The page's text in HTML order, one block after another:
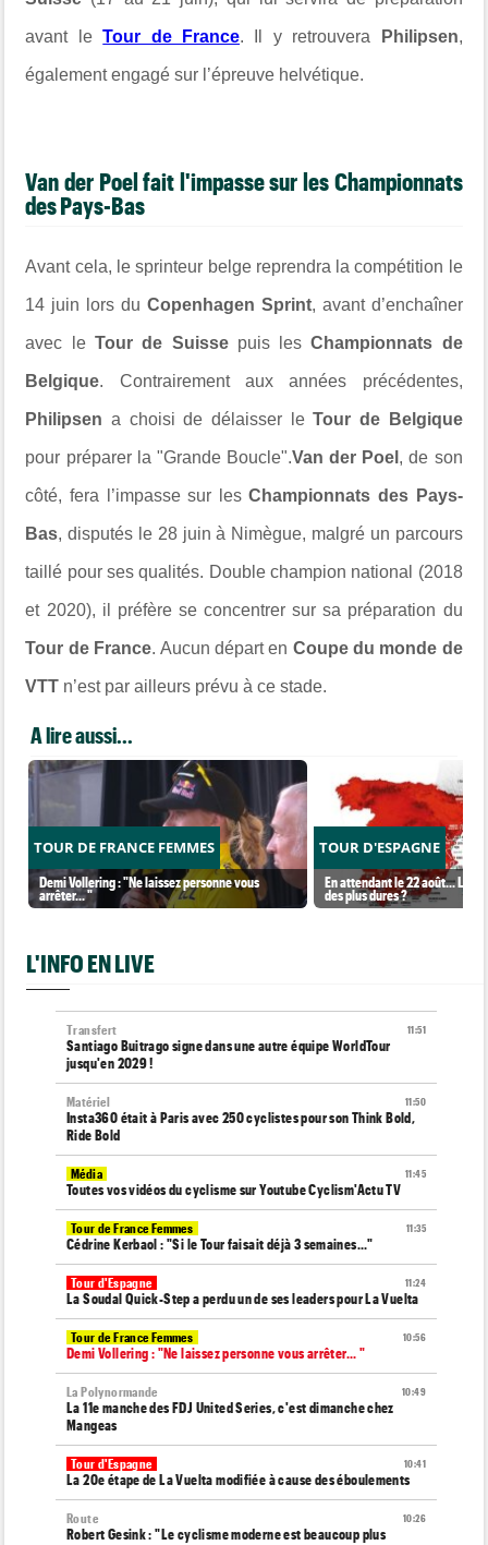
avant leTour de France. Il y retrouvera Philipsen,
également engagé sur l’épreuve helvétique.
Van der Poel fait l'impasse sur les Championnats
des Pays-Bas
Avant cela, le sprinteur belge reprendra la compétition le
14 juin lors du Copenhagen Sprint, avant d’enchaîner
avec le Tour de Suisse puis lesChampionnats de
Belgique. Contrairement aux années précédentes,
Philipsena choisi de délaisser leTour de Belgique
pour préparer la "Grande Boucle".Van der Poel , de son
côté, fera l’impasse sur lesChampionnats des Pays-
Bas, disputés le 28 juin à Nimègue, malgré un parcours
taillé pour ses qualités. Double champion national (2018
et 2020), il préfère se concentrer sur sa préparation du
Tour de France. Aucun départ en Coupe du monde de
VTT n’est par ailleurs prévu à ce stade.
A lire aussi...
TOUR DE FRANCE FEMMES
Demi Vollering : "Ne laissez personne vous
arrêter... "
TOUR D'ESPAGNE
En attendant le 22 août... La
des plus dures ?
L'INFO EN LIVE
11:51
Transfert
Santiago Buitrago signe dans une autre équipe WorldTour
jusqu'en 2029 !
11:50
Matériel
Insta360 était à Paris avec 250 cyclistes pour son Think Bold,
Ride Bold
11:45
Média
Toutes vos vidéos du cyclisme sur Youtube Cyclism'Actu TV
11:35
Tour de France Femmes
Cédrine Kerbaol : "Si le Tour faisait déjà 3 semaines..."
11:24
Tour d'Espagne
La Soudal Quick-Step a perdu un de ses leaders pour La Vuelta
10:56
Tour de France Femmes
Demi Vollering : "Ne laissez personne vous arrêter... "
10:49
La Polynormande
La 11e manche des FDJ United Series, c'est dimanche chez
Mangeas
10:41
Tour d'Espagne
La 20e étape de La Vuelta modifiée à cause des éboulements
10:26
Route
Robert Gesink : "Le cyclisme moderne est beaucoup plus